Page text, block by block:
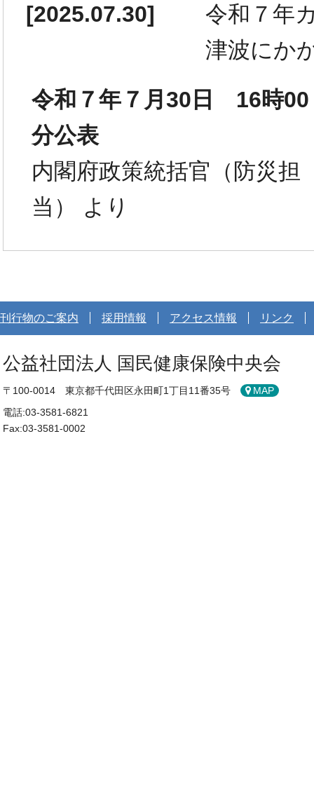
[2025.07.30]
令和７年
津波にか
令和７年７月30日 16時00
分公表
内閣府政策統括官（防災担
当） より
刊行物のご案内 採用情報 アクセス情報 リンク
公益社団法人 国民健康保険中央会
〒100-0014 東京都千代田区永田町1丁目11番35号
MAP
電話:03-3581-6821
Fax:03-3581-0002